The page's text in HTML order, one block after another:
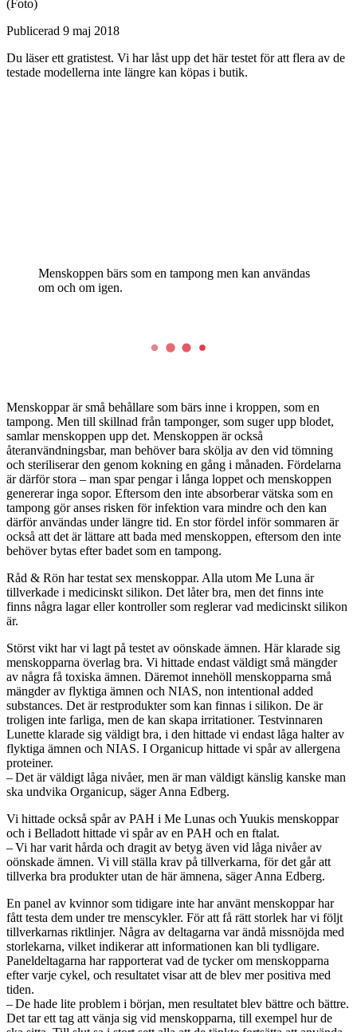
(Foto)
Publicerad 9 maj 2018
Du läser ett gratistest. Vi har låst upp det här testet för att flera av de
testade modellerna inte längre kan köpas i butik.
Menskoppen bärs som en tampong men kan användas
om och om igen.
Menskoppar är små behållare som bärs inne i kroppen, som en
tampong. Men till skillnad från tamponger, som suger upp blodet,
samlar menskoppen upp det. Menskoppen är också
återanvändningsbar, man behöver bara skölja av den vid tömning
och steriliserar den genom kokning en gång i månaden. Fördelarna
är därför stora – man spar pengar i långa loppet och menskoppen
genererar inga sopor. Eftersom den inte absorberar vätska som en
tampong gör anses risken för infektion vara mindre och den kan
därför användas under längre tid. En stor fördel inför sommaren är
också att det är lättare att bada med menskoppen, eftersom den inte
behöver bytas efter badet som en tampong.
Råd & Rön har testat sex menskoppar. Alla utom Me Luna är
tillverkade i medicinskt silikon. Det låter bra, men det finns inte
finns några lagar eller kontroller som reglerar vad medicinskt silikon
är.
Störst vikt har vi lagt på testet av oönskade ämnen. Här klarade sig
menskopparna överlag bra. Vi hittade endast väldigt små mängder
av några få toxiska ämnen. Däremot innehöll menskopparna små
mängder av flyktiga ämnen och NIAS, non intentional added
substances. Det är restprodukter som kan finnas i silikon. De är
troligen inte farliga, men de kan skapa irritationer. Testvinnaren
Lunette klarade sig väldigt bra, i den hittade vi endast låga halter av
flyktiga ämnen och NIAS. I Organicup hittade vi spår av allergena
proteiner.
– Det är väldigt låga nivåer, men är man väldigt känslig kanske man
ska undvika Organicup, säger Anna Edberg.
Vi hittade också spår av PAH i Me Lunas och Yuukis menskoppar
och i Belladott hittade vi spår av en PAH och en ftalat.
– Vi har varit hårda och dragit av betyg även vid låga nivåer av
oönskade ämnen. Vi vill ställa krav på tillverkarna, för det går att
tillverka bra produkter utan de här ämnena, säger Anna Edberg.
En panel av kvinnor som tidigare inte har använt menskoppar har
fått testa dem under tre menscykler. För att få rätt storlek har vi följt
tillverkarnas riktlinjer. Några av deltagarna var ändå missnöjda med
storlekarna, vilket indikerar att informationen kan bli tydligare.
Paneldeltagarna har rapporterat vad de tycker om menskopparna
efter varje cykel, och resultatet visar att de blev mer positiva med
tiden.
– De hade lite problem i början, men resultatet blev bättre och bättre.
Det tar ett tag att vänja sig vid menskopparna, till exempel hur de